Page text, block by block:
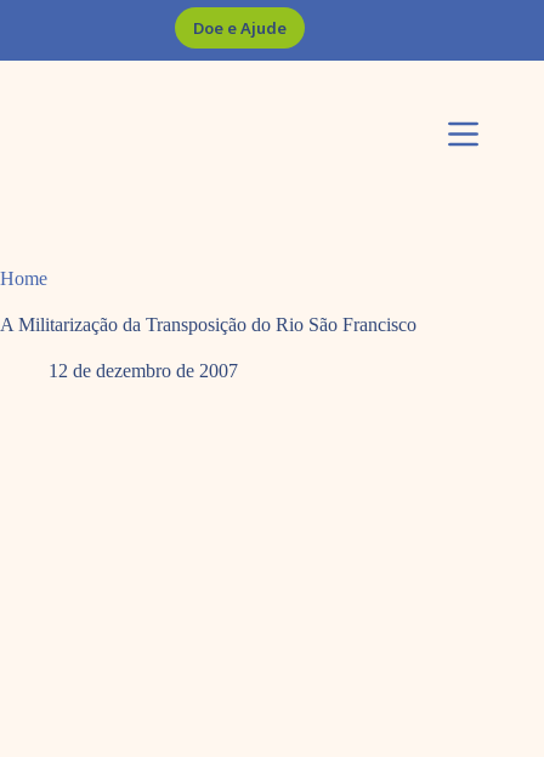
Doe e Ajude
Home
A Militarização da Transposição do Rio São Francisco
12 de dezembro de 2007